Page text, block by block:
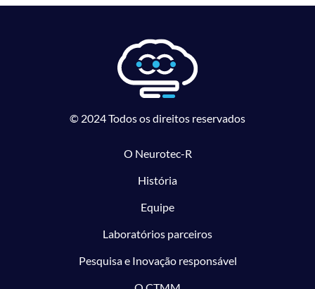
© 2024 Todos os direitos reservados
O Neurotec-R
História
Equipe
Laboratórios parceiros
Pesquisa e Inovação responsável